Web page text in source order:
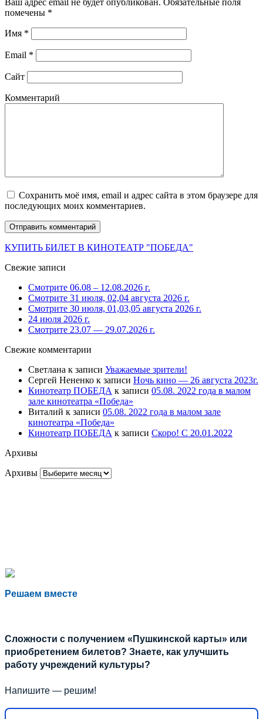
помечены *
Имя *
Email *
Сайт
Комментарий
Сохранить моё имя, email и адрес сайта в этом браузере для
последующих моих комментариев.
КУПИТЬ БИЛЕТ В КИНОТЕАТР "ПОБЕДА"
Свежие записи
Смотрите 06.08 – 12.08.2026 г.
Смотрите 31 июля, 02,04 августа 2026 г.
Смотрите 30 июля, 01,03,05 августа 2026 г.
24 июля 2026 г.
Смотрите 23.07 — 29.07.2026 г.
Свежие комментарии
Светлана к записи Уважаемые зрители!
Сергей Нененко к записи Ночь кино — 26 августа 2023г.
Кинотеатр ПОБЕДА к записи 05.08. 2022 года в малом
зале кинотеатра «Победа»
Виталий к записи 05.08. 2022 года в малом зале
кинотеатра «Победа»
Кинотеатр ПОБЕДА к записи Скоро! С 20.01.2022
Архивы
Архивы
Решаем вместе
Сложности с получением «Пушкинской карты» или
приобретением билетов? Знаете, как улучшить
работу учреждений культуры?
Напишите — решим!